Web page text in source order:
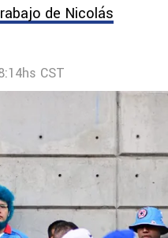
de Nicolás
CST